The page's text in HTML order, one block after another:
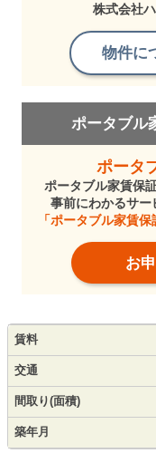
株式会社
物件に
ポータブル
ポータ
ポータブル家賃保
事前にわかるサー
「ポータブル家賃保
お
賃料
交通
間取り(面積)
築年月